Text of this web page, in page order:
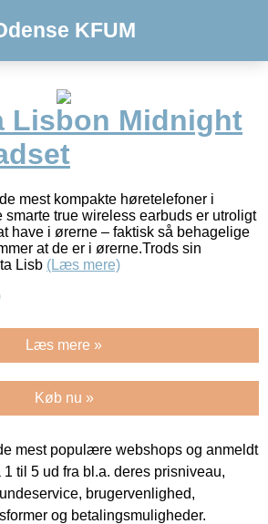
KFUM
Lisbon Midnight
mest kompakte høretelefoner i
smarte true wireless earbuds er utroligt
have i ørerne – faktisk så behagelige
at de er i ørerne.Trods sin
Lisb (Læs mere)
Læs mere »
Køb nu »
mest populære webshops og anmeldt
til 5 ud fra bl.a. deres prisniveau,
brugervenlighed,
og betalingsmuligheder.